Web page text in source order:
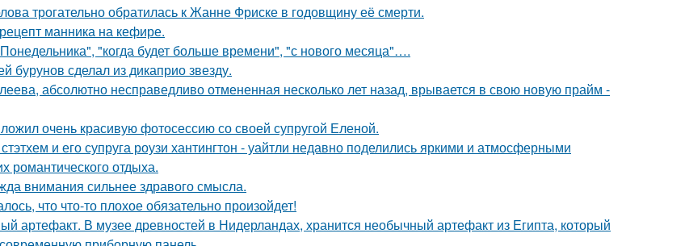
трогательно обратилась к Жанне Фриске в годовщину её смерти.
манника на кефире.
"когда будет больше времени", "с нового месяца"….
бурунов сделал из дикаприо звезду.
абсолютно несправедливо отмененная несколько лет назад, врывается в свою новую прайм -
очень красивую фотосессию со своей супругой Еленой.
и его супруга роузи хантингтон - уайтли недавно поделились яркими и атмосферными
романтического отдыха.
внимания сильнее здравого смысла.
что что-то плохое обязательно произойдет!
артефакт. В музее древностей в Нидерландах, хранится необычный артефакт из Египта, который